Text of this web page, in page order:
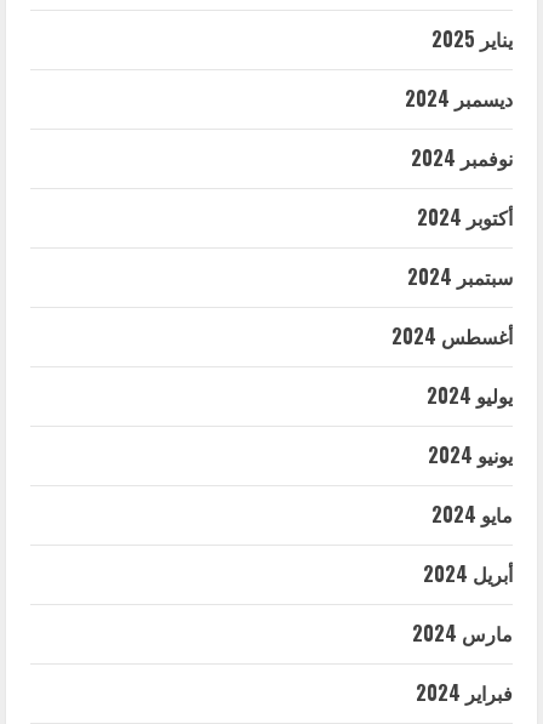
يناير 2025
ديسمبر 2024
نوفمبر 2024
أكتوبر 2024
سبتمبر 2024
أغسطس 2024
يوليو 2024
يونيو 2024
مايو 2024
أبريل 2024
مارس 2024
فبراير 2024